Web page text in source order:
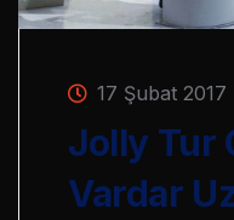
17 Şubat 2017
Jolly Tur
Vardar